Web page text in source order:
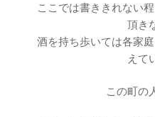
ここでは書ききれない
頂き
酒を持ち歩いては各家
えて
この町の